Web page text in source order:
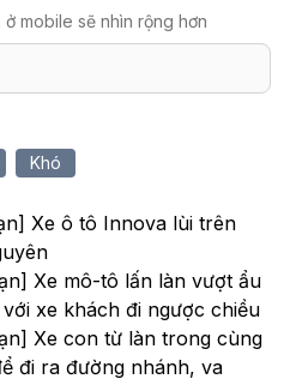
mobile sẽ nhìn rộng hơn
Khó
Xe ô tô Innova lùi trên
Xe mô-tô lấn làn vượt ẩu
xe khách đi ngược chiều
Xe con từ làn trong cùng
đi ra đường nhánh, va